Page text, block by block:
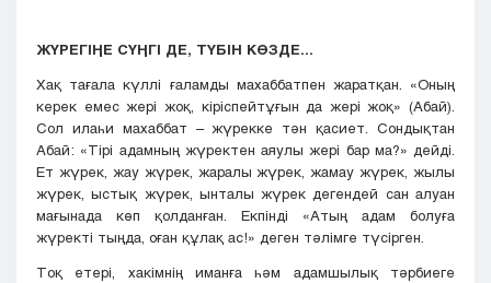
ЖҮРЕГІҢЕ СҮҢГІ ДЕ, ТҮБІН КӨЗДЕ...
Хақ тағала күллі ғаламды махаббатпен жаратқан. «Оның
керек емес жері жоқ, кіріспейтұғын да жері жоқ» (Абай).
Сол илаһи махаббат – жүрекке тән қасиет. Сондықтан
Абай: «Тірі адамның жүректен аяулы жері бар ма?» дейді.
Ет жүрек, жау жүрек, жаралы жүрек, жамау жүрек, жылы
жүрек, ыстық жүрек, ынталы жүрек дегендей сан алуан
мағынада көп қолданған. Екпінді «Атың адам болуға
жүректі тыңда, оған құлақ ас!» деген тәлімге түсірген.
Тоқ етері, хакімнің иманға һәм адамшылық тәрбиеге